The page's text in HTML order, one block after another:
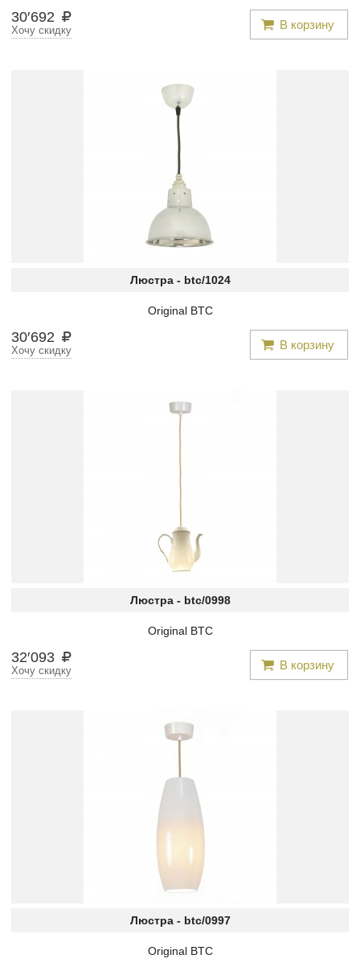
30′692 В корзину
Хочу скидку
Люстра - btc/1024
Original BTC
30′692 В корзину
Хочу скидку
Люстра - btc/0998
Original BTC
32′093 В корзину
Хочу скидку
Люстра - btc/0997
Original BTC